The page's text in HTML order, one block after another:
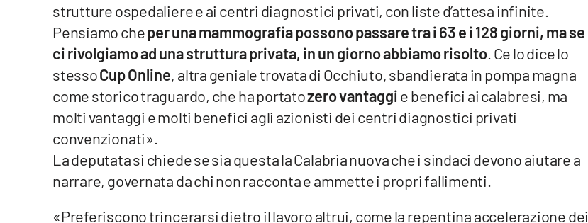
Lacitymag.it
Cosenzachannel.it
strutture ospedaliere e ai centri diagnostici privati, con liste d’attesa infinite.
Pensiamo cheper una mammografia possono passare tra i 63 e i 128 giorni, ma se
ci rivolgiamo ad una struttura privata, in un giorno abbiamo risolto. Ce lo dice lo
stessoCup Online, altra geniale trovata di Occhiuto, sbandierata in pompa magna
come storico traguardo, che ha portatozero vantaggie benefici ai calabresi, ma
molti vantaggi e molti benefici agli azionisti dei centri diagnostici privati
convenzionati».
La deputata si chiede se sia questa la Calabria nuova che i sindaci devono aiutare a
narrare, governata da chi non racconta e ammette i propri fallimenti.
«Preferiscono trincerarsi dietro il lavoro altrui, come la repentina accelerazione dei